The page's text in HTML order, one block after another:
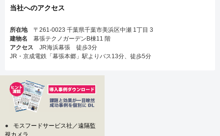
当社へのアクセス
所在地〒261-0023 千葉県千葉市美浜区中瀬 1丁目 3
建物名 幕張テクノガーデンB棟11 階
アクセス JR海浜幕張 徒歩3分
JR・京成電鉄「幕張本郷」駅よりバス13分、徒歩5分
●
モスフードサービス社／遠隔監
視カメラ